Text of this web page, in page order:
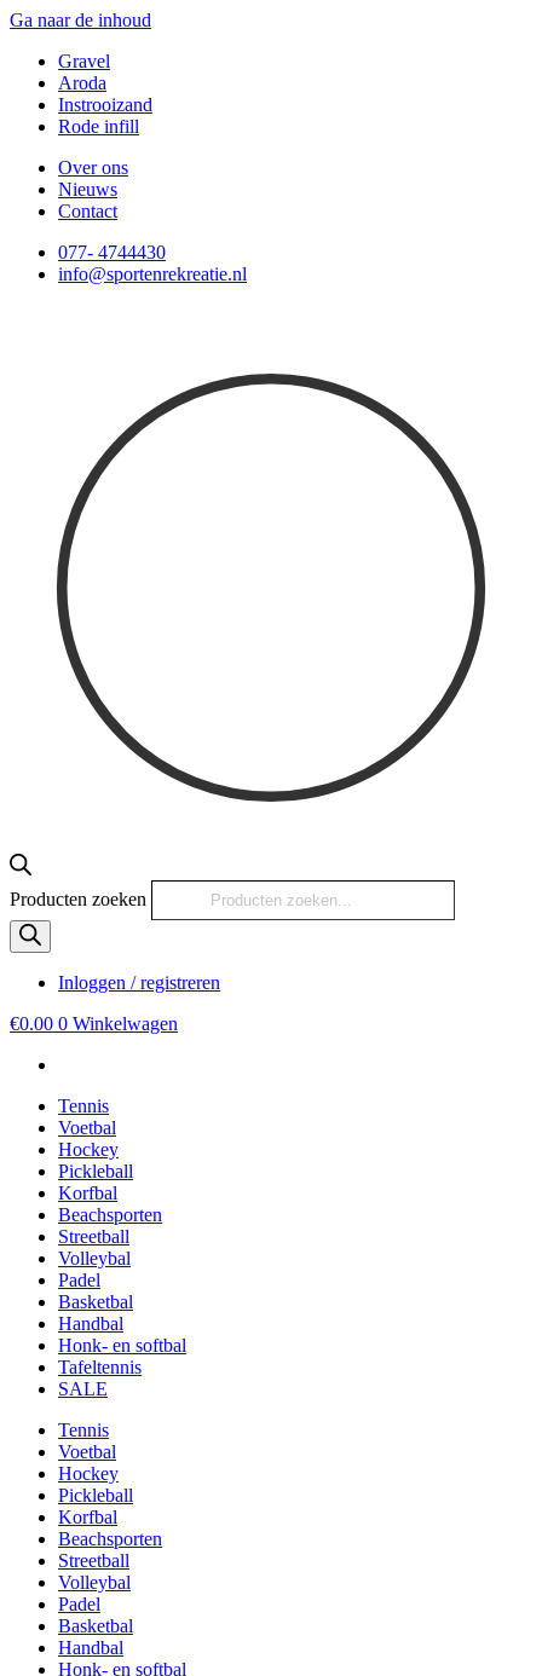
Ga naar de inhoud
Gravel
Aroda
Instrooizand
Rode infill
Over ons
Nieuws
Contact
077- 4744430
info@sportenrekreatie.nl
Producten zoeken
Inloggen / registreren
€0.00 0 Winkelwagen
Tennis
Voetbal
Hockey
Pickleball
Korfbal
Beachsporten
Streetball
Volleybal
Padel
Basketbal
Handbal
Honk- en softbal
Tafeltennis
SALE
Tennis
Voetbal
Hockey
Pickleball
Korfbal
Beachsporten
Streetball
Volleybal
Padel
Basketbal
Handbal
Honk- en softbal